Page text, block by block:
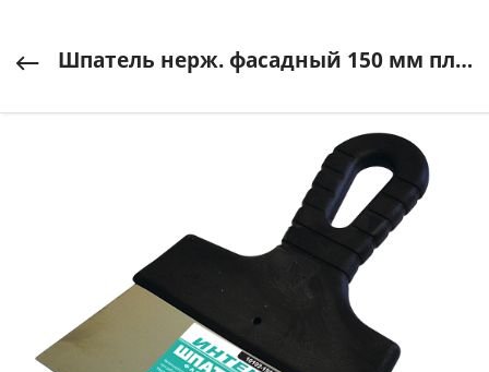
Шпатель нерж. фасадный 150 мм пластм. ручка ИНТЕК арт. 10102-150